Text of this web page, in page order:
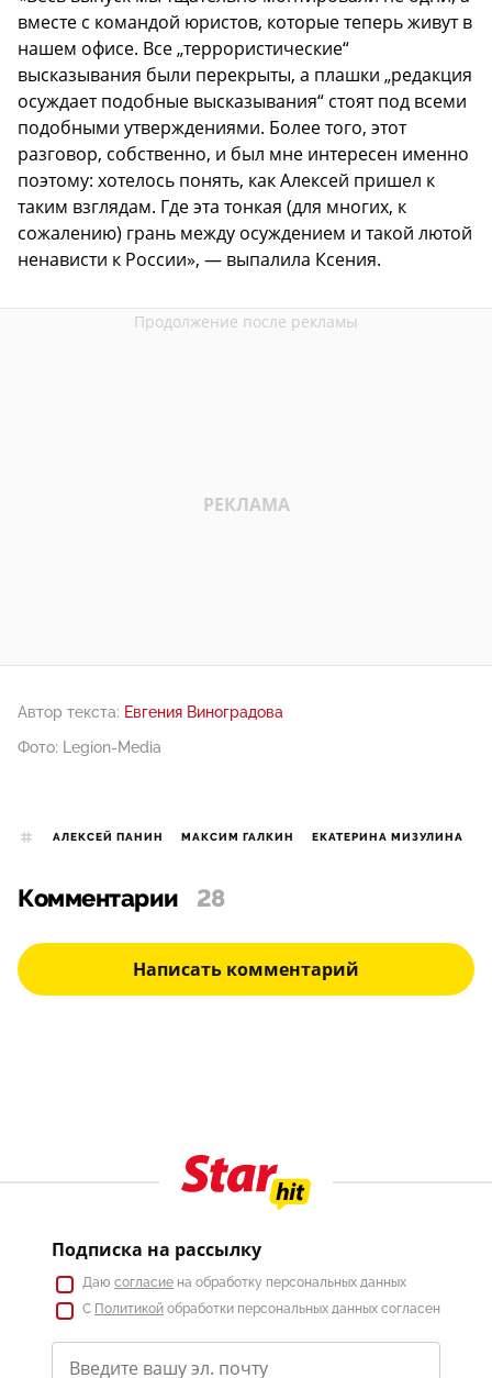
вместе с командой юристов, которые теперь живут в
нашем офисе. Все „террористические“
высказывания были перекрыты, а плашки „редакция
осуждает подобные высказывания“ стоят под всеми
подобными утверждениями. Более того, этот
разговор, собственно, и был мне интересен именно
поэтому: хотелось понять, как Алексей пришел к
таким взглядам. Где эта тонкая (для многих, к
сожалению) грань между осуждением и такой лютой
ненависти к России», — выпалила Ксения.
Автор текста: Евгения Виноградова
Фото: Legion-Media
АЛЕКСЕЙ ПАНИН МАКСИМ ГАЛКИН ЕКАТЕРИНА МИЗУЛИНА
Комментарии 28
Написать комментарий
Подписка на рассылку
Даю согласие на обработку персональных данных
С Политикой обработки персональных данных согласен